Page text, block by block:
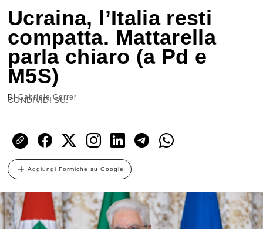
Ucraina, l’Italia resti
compatta. Mattarella
parla chiaro (a Pd e
M5S)
DiGabriele Carrer
CONDIVIDI SU:
Aggiungi Formiche su Google